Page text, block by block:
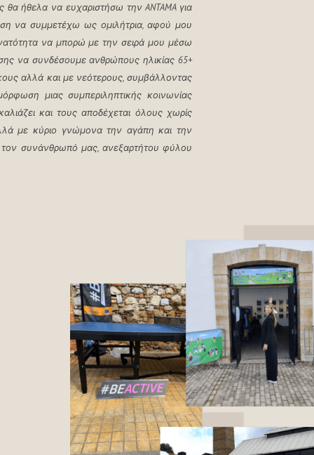
θα ήθελα να ευχαριστήσω την ANTAMA για
να συμμετέχω ως ομιλήτρια, αφού μου
να μπορώ με την σειρά μου μέσω
να συνδέσουμε ανθρώπους ηλικίας 65+
αλλά και με νεότερους, συμβάλλοντας
μιας συμπεριληπτικής κοινωνίας
και τους αποδέχεται όλους χωρίς
με κύριο γνώμονα την αγάπη και την
τον συνάνθρωπό μας, ανεξαρτήτου φύλου